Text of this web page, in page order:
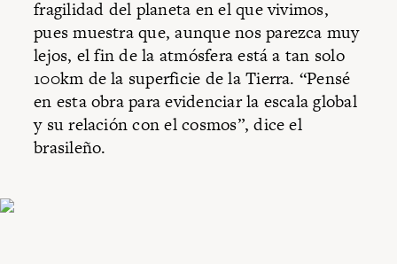
fragilidad del planeta en el que vivimos,
pues muestra que, aunque nos parezca muy
lejos, el fin de la atmósfera está a tan solo
100km de la superficie de la Tierra. “Pensé
en esta obra para evidenciar la escala global
y su relación con el cosmos”, dice el
brasileño.